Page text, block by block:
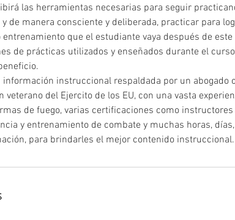
las herramientas necesarias para seguir
de manera consciente y deliberada, practicar para
que el estudiante vaya después de este
de prácticas utilizados y enseñados durante el
instruccional respaldada por un abogado
veterano del Ejercito de los EU, con una vasta
de fuego, varias certificaciones como
y entrenamiento de combate y muchas horas,
para brindarles el mejor contenido instruccional.